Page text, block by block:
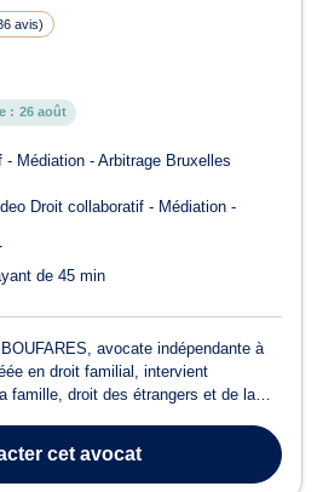
avis)
: 26 août
Médiation - Arbitrage Bruxelles
Droit collaboratif - Médiation -
de 45 min
avocate indépendante à
en droit familial, intervient
famille, droit des étrangers et de la
bienveillance, écoute, rigueur, et
cet avocat